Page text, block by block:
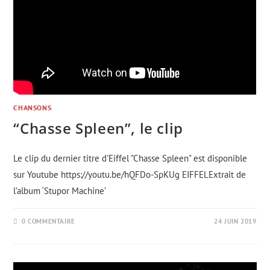
CHANSONS
“Chasse Spleen”, le clip
Le clip du dernier titre d'Eiffel "Chasse Spleen" est disponible
sur Youtube https://youtu.be/hQFDo-SpKUg EIFFELExtrait de
l’album ‘Stupor Machine’
0 COMMENTAIRE 24 JUIN 2019